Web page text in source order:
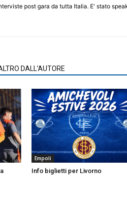
post gara da tutta Italia. E' stato
DALL'AUTORE
Empoli
Info biglietti per Livorno